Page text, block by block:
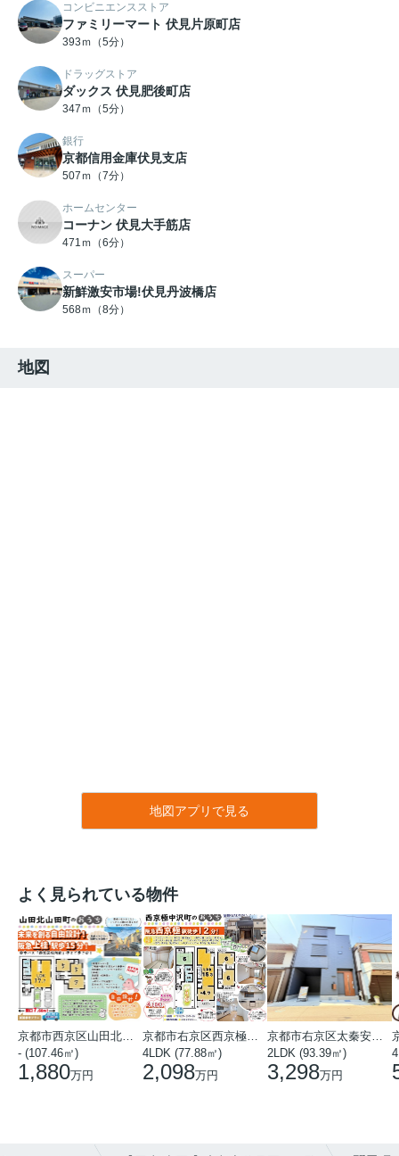
コンビニエンスストア
ファミリーマート 伏見片原町店
393ｍ（5分）
ドラッグストア
ダックス 伏見肥後町店
347ｍ（5分）
銀行
京都信用金庫伏見支店
507ｍ（7分）
ホームセンター
コーナン 伏見大手筋店
471ｍ（6分）
スーパー
新鮮激安市場!伏見丹波橋店
568ｍ（8分）
地図
地図アプリで見る
よく見られている物件
- (107.46㎡)
1,880万円
4LDK (77.88㎡)
2,098万円
2LDK (93.39㎡)
3,298万円